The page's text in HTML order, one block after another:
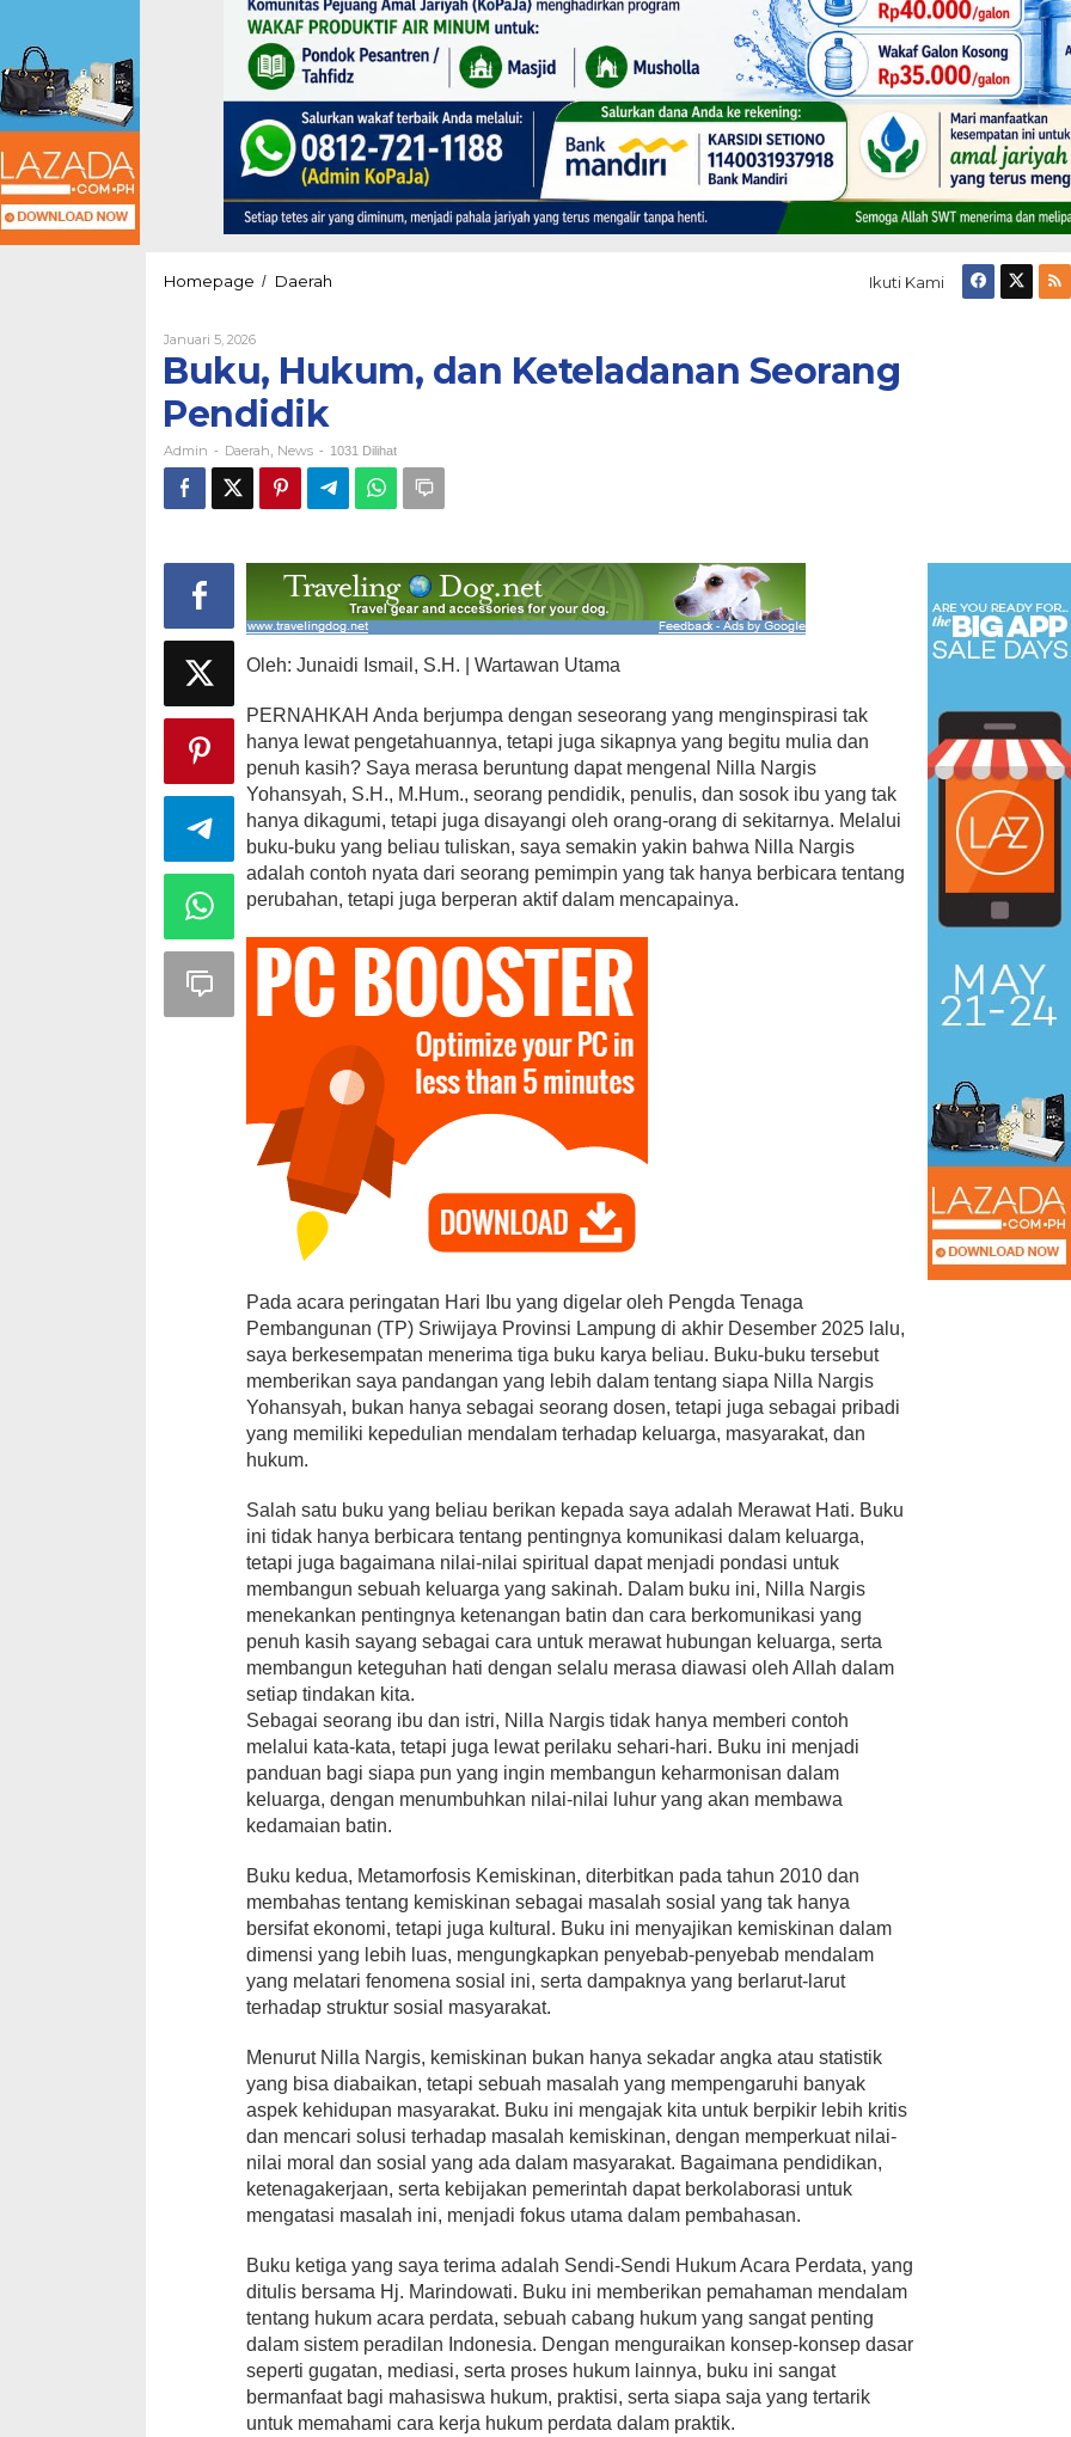
Homepage / Daerah
Seorang
Pendidik
Ikuti Kami
Januari 5, 2026Oleh
Admin
Buku, Hukum, dan Keteladanan Seorang
Pendidik
Admin - Daerah News - 1031 Dilihat
Oleh: Junaidi Ismail, S.H. | Wartawan Utama
PERNAHKAH Anda berjumpa dengan seseorang yang menginspirasi tak
hanya lewat pengetahuannya, tetapi juga sikapnya yang begitu mulia dan
penuh kasih? Saya merasa beruntung dapat mengenal Nilla Nargis
Yohansyah, S.H., M.Hum., seorang pendidik, penulis, dan sosok ibu yang tak
hanya dikagumi, tetapi juga disayangi oleh orang-orang di sekitarnya. Melalui
buku-buku yang beliau tuliskan, saya semakin yakin bahwa Nilla Nargis
adalah contoh nyata dari seorang pemimpin yang tak hanya berbicara tentang
perubahan, tetapi juga berperan aktif dalam mencapainya.
Pada acara peringatan Hari Ibu yang digelar oleh Pengda Tenaga
Pembangunan (TP) Sriwijaya Provinsi Lampung di akhir Desember 2025 lalu,
saya berkesempatan menerima tiga buku karya beliau. Buku-buku tersebut
memberikan saya pandangan yang lebih dalam tentang siapa Nilla Nargis
Yohansyah, bukan hanya sebagai seorang dosen, tetapi juga sebagai pribadi
yang memiliki kepedulian mendalam terhadap keluarga, masyarakat, dan
hukum.
Salah satu buku yang beliau berikan kepada saya adalah Merawat Hati. Buku
ini tidak hanya berbicara tentang pentingnya komunikasi dalam keluarga,
tetapi juga bagaimana nilai-nilai spiritual dapat menjadi pondasi untuk
membangun sebuah keluarga yang sakinah. Dalam buku ini, Nilla Nargis
menekankan pentingnya ketenangan batin dan cara berkomunikasi yang
penuh kasih sayang sebagai cara untuk merawat hubungan keluarga, serta
membangun keteguhan hati dengan selalu merasa diawasi oleh Allah dalam
setiap tindakan kita.
Sebagai seorang ibu dan istri, Nilla Nargis tidak hanya memberi contoh
melalui kata-kata, tetapi juga lewat perilaku sehari-hari. Buku ini menjadi
panduan bagi siapa pun yang ingin membangun keharmonisan dalam
keluarga, dengan menumbuhkan nilai-nilai luhur yang akan membawa
kedamaian batin.
Buku kedua, Metamorfosis Kemiskinan, diterbitkan pada tahun 2010 dan
membahas tentang kemiskinan sebagai masalah sosial yang tak hanya
bersifat ekonomi, tetapi juga kultural. Buku ini menyajikan kemiskinan dalam
dimensi yang lebih luas, mengungkapkan penyebab-penyebab mendalam
yang melatari fenomena sosial ini, serta dampaknya yang berlarut-larut
terhadap struktur sosial masyarakat.
Menurut Nilla Nargis, kemiskinan bukan hanya sekadar angka atau statistik
yang bisa diabaikan, tetapi sebuah masalah yang mempengaruhi banyak
aspek kehidupan masyarakat. Buku ini mengajak kita untuk berpikir lebih kritis
dan mencari solusi terhadap masalah kemiskinan, dengan memperkuat nilai-
nilai moral dan sosial yang ada dalam masyarakat. Bagaimana pendidikan,
ketenagakerjaan, serta kebijakan pemerintah dapat berkolaborasi untuk
mengatasi masalah ini, menjadi fokus utama dalam pembahasan.
Buku ketiga yang saya terima adalah Sendi-Sendi Hukum Acara Perdata, yang
ditulis bersama Hj. Marindowati. Buku ini memberikan pemahaman mendalam
tentang hukum acara perdata, sebuah cabang hukum yang sangat penting
dalam sistem peradilan Indonesia. Dengan menguraikan konsep-konsep dasar
seperti gugatan, mediasi, serta proses hukum lainnya, buku ini sangat
bermanfaat bagi mahasiswa hukum, praktisi, serta siapa saja yang tertarik
untuk memahami cara kerja hukum perdata dalam praktik.
12 Kandidat Bersaing Dalam
Ajang Pemilihan Anggota BPD
Brekat
Di Daerah, Politik | Mei 23, 2026
PAN Kota Bandar Lampung
Bergerak Cepat, Ringankan
Beban Keluarga Korban
Kebakara…
Di Bandar Lampung, Duka, Politik